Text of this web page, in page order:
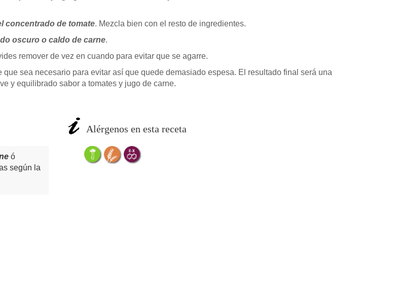
concentrado de tomate. Mezcla bien con el resto de ingredientes.
oscuro o caldo de carne.
remover de vez en cuando para evitar que se agarre.
que sea necesario para evitar así que quede demasiado espesa. El resultado final será una
y equilibrado sabor a tomates y jugo de carne.
ó
según la
Alérgenos en esta receta